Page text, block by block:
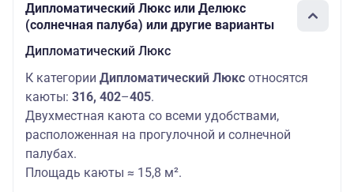
Дипломатический Люкс или Делюкс
(солнечная палуба) или другие варианты
Дипломатический Люкс
К категории Дипломатический Люкс относятся
каюты: 316, 402–405.
Двухместная каюта со всеми удобствами,
расположенная на прогулочной и солнечной
палубах.
Площадь каюты ≈ 15,8 м².